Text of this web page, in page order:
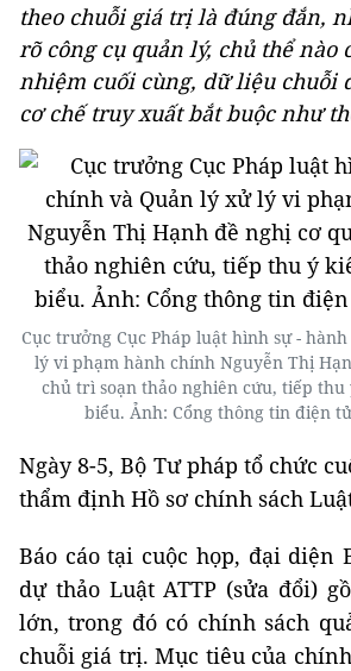
theo chuỗi giá trị là đúng đắn,
rõ công cụ quản lý, chủ thể nào
nhiệm cuối cùng, dữ liệu chuỗi
cơ chế truy xuất bắt buộc như
Cục trưởng Cục Pháp luật hình sự -
lý vi phạm hành chính Nguyễn Thị
chủ trì soạn thảo nghiên cứu, tiếp thu
biểu. Ảnh: Cổng thông tin điện
Ngày 8-5, Bộ Tư pháp tổ chức
thẩm định Hồ sơ chính sách
Báo cáo tại cuộc họp, đại diện
dự thảo Luật ATTP (sửa đổi)
lớn, trong đó có chính sách
chuỗi giá trị. Mục tiêu của